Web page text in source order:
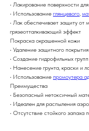
• Лакирование поверхности
• Использование глянцевого,
• Лак обеспечивает защиту от
грязеотталкивающий эффект
Покраска окрашенной кожи
• Удаление защитного
• Создание гидрофильных
• Нанесение грунта, краски и
• Использование промоутера
Преимущества
• Безопасный нетоксичный
• Идеален для распыления
• Отсутствие стойкого запаха